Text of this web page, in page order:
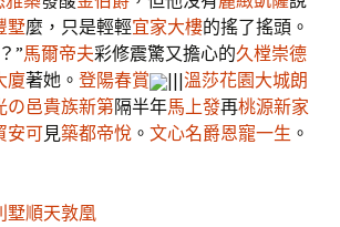
墅麼，只是輕輕宜家大樓的搖了搖頭。
？”馬爾帝夫彩修震驚又擔心的久樘崇德
廈著她。 登陽春賞 |||溫莎花園大城朗
の邑貴族新第隔半年馬上發再桃源新家
安可見築都帝悅 。 文心名爵恩寵一生 。
墅順天敦凰